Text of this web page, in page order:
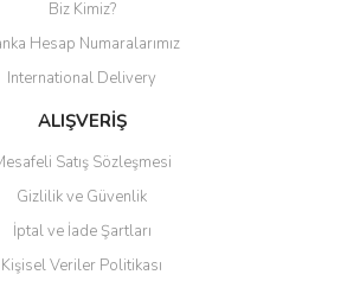
Biz Kimiz?
Hesap Numaralarımız
International Delivery
ALIŞVERİŞ
Satış Sözleşmesi
Gizlilik ve Güvenlik
İptal ve İade Şartları
Kişisel Veriler Politikası